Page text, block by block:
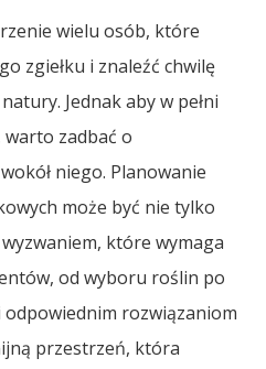
wielu osób, które
zgiełku i znaleźć chwilę
Jednak aby w pełni
warto zadbać o
niego. Planowanie
może być nie tylko
które wymaga
od wyboru roślin po
odpowiednim rozwiązaniom
przestrzeń, która